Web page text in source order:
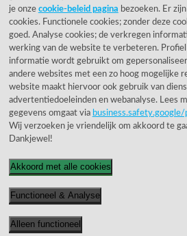
helpdesk@rietveldlicht.nl
Facebook InstagramPinterest
Klantwaardering
"Zeer goed" - eKomi.be
Cijfer: 9.4 (3230 recensies)
© 1955 - 2026 Rietveld
je onze cookie-beleid pagina bezoeken. Er
cookies. Functionele cookies; zonder deze
goed. Analyse cookies; de verkregen
werking van de website te verbeteren.
informatie wordt gebruikt om
andere websites met een zo hoog mogelijke
website maakt hiervoor ook gebruik van
advertentiedoeleinden en webanalyse. Lees
gegevens omgaat via business.safety.google/
Wij verzoeken je vriendelijk om akkoord te
Dankjewel!
Akkoord met alle cookies
Functioneel & Analyse
Alleen functioneel